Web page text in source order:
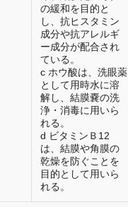
の緩和を目的と
し、抗ヒスタミン
成分や抗アレルギ
ー成分が配合され
ている。
c ホウ酸は、洗眼薬
として用時水に溶
解し、結膜嚢の洗
浄・消毒に用いら
れる。
d ビタミンＢ12
は、結膜や角膜の
乾燥を防ぐことを
目的として用いら
れる。